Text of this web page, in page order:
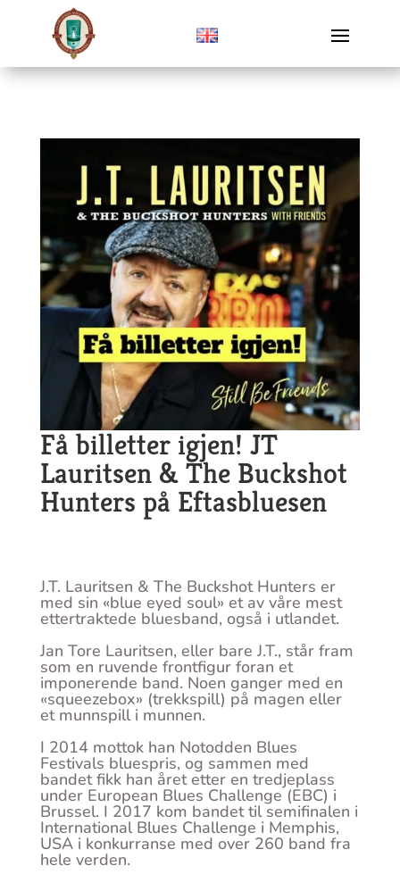
Få billetter igjen! JT
Lauritsen & The Buckshot
Hunters på Eftasbluesen
J.T. Lauritsen & The Buckshot Hunters er
med sin «blue eyed soul» et av våre mest
ettertraktede bluesband, også i utlandet.
Jan Tore Lauritsen, eller bare J.T., står fram
som en ruvende frontfigur foran et
imponerende band. Noen ganger med en
«squeezebox» (trekkspill) på magen eller
et munnspill i munnen.
I 2014 mottok han Notodden Blues
Festivals bluespris, og sammen med
bandet fikk han året etter en tredjeplass
under European Blues Challenge (EBC) i
Brussel. I 2017 kom bandet til semifinalen i
International Blues Challenge i Memphis,
USA i konkurranse med over 260 band fra
hele verden.